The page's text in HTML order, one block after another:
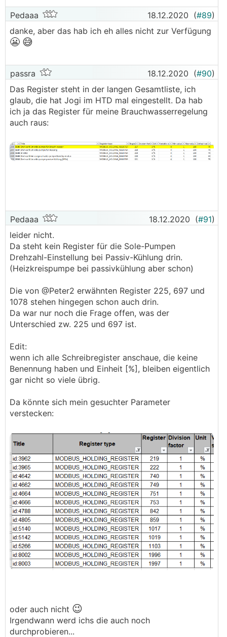
Pedaaa 18.12.2020 (#89)
danke, aber das hab ich eh alles nicht zur Verfügung
😬 😅
passra 18.12.2020 (#90)
Das Register steht in der langen Gesamtliste, ich
glaub, die hat Jogi im HTD mal eingestellt. Da hab
ich ja das Register für meine Brauchwasserregelung
auch raus:
Pedaaa 18.12.2020 (#91)
leider nicht.
Da steht kein Register für die Sole-Pumpen
Drehzahl-Einstellung bei Passiv-Kühlung drin.
(Heizkreispumpe bei passivkühlung aber schon)
Die von @Peter2 erwähnten Register 225, 697 und
1078 stehen hingegen schon auch drin.
Da war nur noch die Frage offen, was der
Unterschied zw. 225 und 697 ist.
Edit:
wenn ich alle Schreibregister anschaue, die keine
Benennung haben und Einheit [%], bleiben eigentlich
gar nicht so viele übrig.
Da könnte sich mein gesuchter Parameter
verstecken:
oder auch nicht 😉
Irgendwann werd ichs die auch noch
durchprobieren...